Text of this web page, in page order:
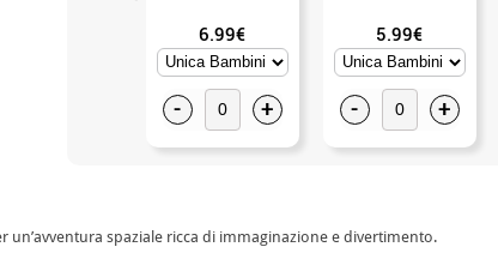
6.99€
- +
5.99€
- +
un’avventura spaziale ricca di immaginazione e divertimento.